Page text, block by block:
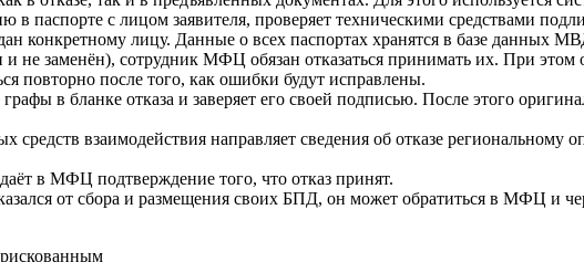
паспорте с лицом заявителя, проверяет техническими средствами
конкретному лицу. Данные о всех паспортах хранятся в базе данных
не заменён), сотрудник МФЦ обязан отказаться принимать их. При
повторно после того, как ошибки будут исправлены.
в бланке отказа и заверяет его своей подписью. После этого
средств взаимодействия направляет сведения об отказе
в МФЦ подтверждение того, что отказ принят.
от сбора и размещения своих БПД, он может обратиться в МФЦ и